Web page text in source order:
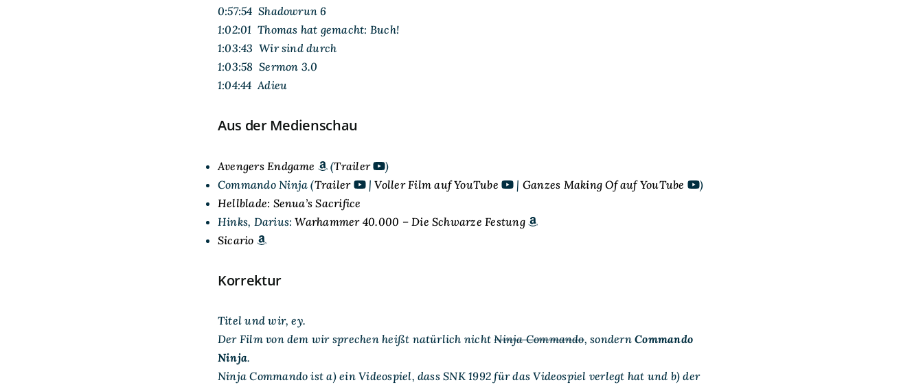
0:57:54 Shadowrun 6
1:02:01 Thomas hat gemacht: Buch!
1:03:43 Wir sind durch
1:03:58 Sermon 3.0
1:04:44 Adieu
Aus der Medienschau
Avengers Endgame (Trailer
)
Commando Ninja (Trailer |Voller Film auf YouTube | Ganzes Making Of auf YouTube
)
Hellblade: Senua’s Sacrifice
Hinks, Darius:Warhammer 40.000 – Die Schwarze Festung
Sicario
Korrektur
Titel und wir, ey.
Der Filmvon dem wir sprechen heißt natürlich nichtNinja Commando, sondernCommando
Ninja.
Ninja Commando ist a) ein Videospiel, dass SNK 1992 für das Videospiel verlegt hat und b) der